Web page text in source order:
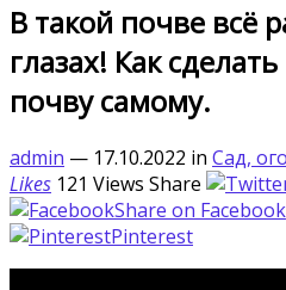
В такой почве всё
глазах! Как
почву самому.
admin — 17.10.2022 in Сад,
Likes 121 Views Share
Share on Facebook
Pinterest